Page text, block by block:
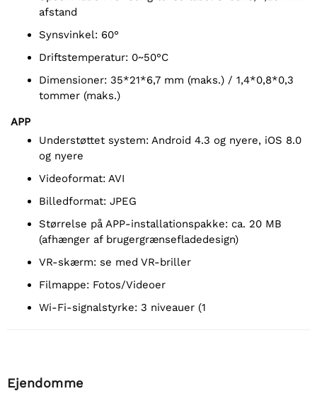
afstand
Synsvinkel: 60°
Driftstemperatur: 0~50°C
Dimensioner: 35*21*6,7 mm (maks.) / 1,4*0,8*0,3
tommer (maks.)
APP
Understøttet system: Android 4.3 og nyere, iOS 8.0
og nyere
Videoformat: AVI
Billedformat: JPEG
Størrelse på APP-installationspakke: ca. 20 MB
(afhænger af brugergrænsefladedesign)
VR-skærm: se med VR-briller
Filmappe: Fotos/Videoer
Wi-Fi-signalstyrke: 3 niveauer (1
Ejendomme